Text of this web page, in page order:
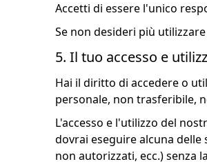
Accetti di essere l'unico
Se non desideri più
5. Il tuo accesso e
Hai il diritto di accedere o
personale, non trasferibile,
L'accesso e l'utilizzo del
dovrai eseguire alcuna
non autorizzati, ecc.) senza